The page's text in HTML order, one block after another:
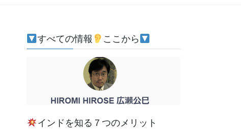
すべての情報 ここから
インドを知る７つのメリット